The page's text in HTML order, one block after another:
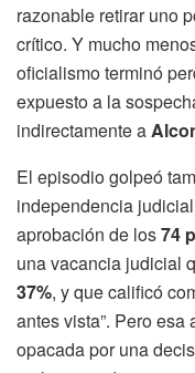
razonable retirar uno
crítico. Y mucho
oficialismo terminó
expuesto a la
indirectamente a
El episodio golpeó
independencia
aprobación de los74
una vacancia judicial
37%, y que calificó
antes vista”. Pero
opacada por una